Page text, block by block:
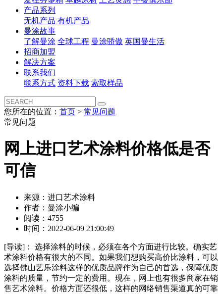
产品系列
无机产品 有机产品
曼涂故事
了解曼涂 全球工程 曼涂骄傲 英国曼生活
招商加盟
解决方案
联系我们
联系方式 资料下载 索取样品
您所在的位置： 首页 > 常见问题
常见问题
网上进口艺术涂料价格低是否
可信
来源：进口艺术涂料
作者：曼涂小编
阅读：4755
时间：2022-06-09 21:00:49
[导读]：
选择涂料的时候，必须在各个方面进行比较。确实艺
术涂料价格有很大的不同。如果我们想购买高价比涂料，可以
选择佛山艺乐涂料这样的优质品牌作为自己的首选，保障优质
涂料的质量，节约一定的费用。现在，网上也有很多商家在销
售艺术涂料。价格方面还很低，这样的网络销售渠道真的可靠